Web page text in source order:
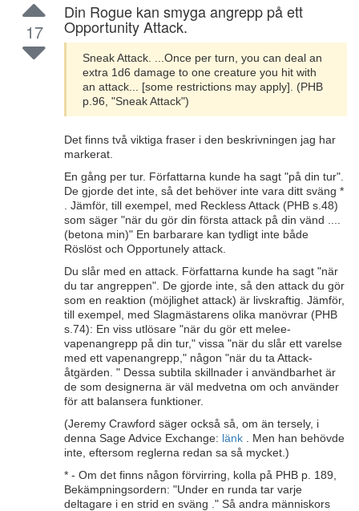
17
Din Rogue kan smyga angrepp på ett
Opportunity Attack.
Sneak Attack. ...Once per turn, you can deal an
extra 1d6 damage to one creature you hit with
an attack... [some restrictions may apply]. (PHB
p.96, "Sneak Attack")
Det finns två viktiga fraser i den beskrivningen jag har
markerat.
En gång per tur. Författarna kunde ha sagt "på din tur".
De gjorde det inte, så det behöver inte vara ditt sväng *
. Jämför, till exempel, med Reckless Attack (PHB s.48)
som säger "när du gör din första attack på din vänd ....
(betona min)" En barbarare kan tydligt inte både
Röslöst och Opportunely attack.
Du slår med en attack. Författarna kunde ha sagt "när
du tar angreppen". De gjorde inte, så den attack du gör
som en reaktion (möjlighet attack) är livskraftig. Jämför,
till exempel, med Slagmästarens olika manövrar (PHB
s.74): En viss utlösare "när du gör ett melee-
vapenangrepp på din tur," vissa "när du slår ett varelse
med ett vapenangrepp," någon "när du ta Attack-
åtgärden. " Dessa subtila skillnader i användbarhet är
de som designerna är väl medvetna om och använder
för att balansera funktioner.
(Jeremy Crawford säger också så, om än tersely, i
denna Sage Advice Exchange: länk
. Men han behövde
inte, eftersom reglerna redan sa så mycket.)
* - Om det finns någon förvirring, kolla på PHB p. 189,
Bekämpningsordern: "Under en runda tar varje
deltagare i en strid en sväng ." Så andra människors